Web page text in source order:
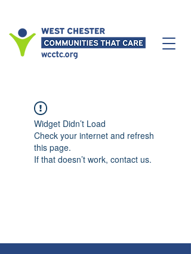
Widget Didn’t Load
Check your internet and refresh
this page.
If that doesn’t work, contact us.